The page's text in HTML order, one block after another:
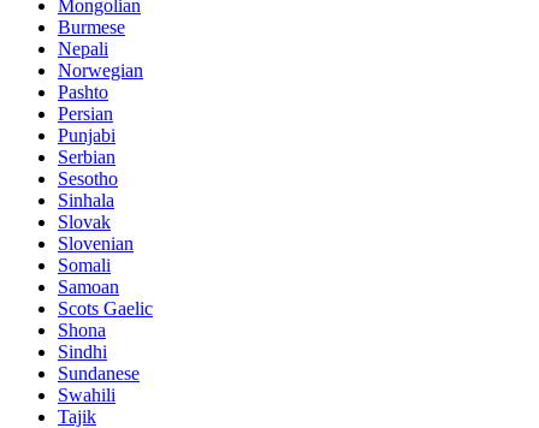
Mongolian
Burmese
Nepali
Norwegian
Pashto
Persian
Punjabi
Serbian
Sesotho
Sinhala
Slovak
Slovenian
Somali
Samoan
Scots Gaelic
Shona
Sindhi
Sundanese
Swahili
Tajik